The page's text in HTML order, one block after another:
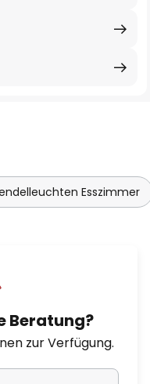
Esszimmer
Beratung?
zur Verfügung.